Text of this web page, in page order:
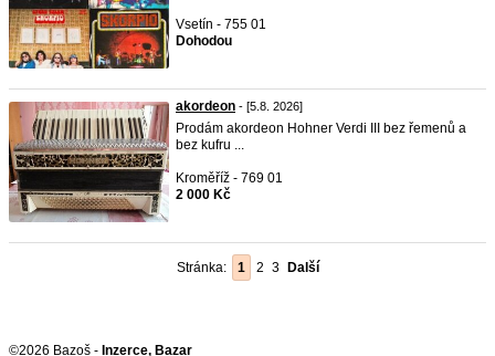
Vsetín - 755 01
Dohodou
akordeon - [5.8. 2026]
Prodám akordeon Hohner Verdi III bez řemenů a
bez kufru ...
Kroměříž - 769 01
2 000 Kč
Stránka: 1 2 3 Další
©2026 Bazoš - Inzerce, Bazar